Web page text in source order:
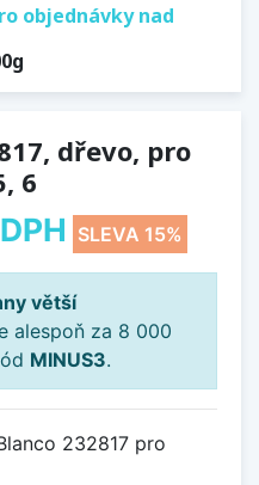
objednávky nad
dřevo, pro
6
SLEVA 15%
větší
alespoň za 8 000
MINUS3.
232817 pro